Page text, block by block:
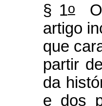
§ 1oO
artigo
que
partir
da
e dos